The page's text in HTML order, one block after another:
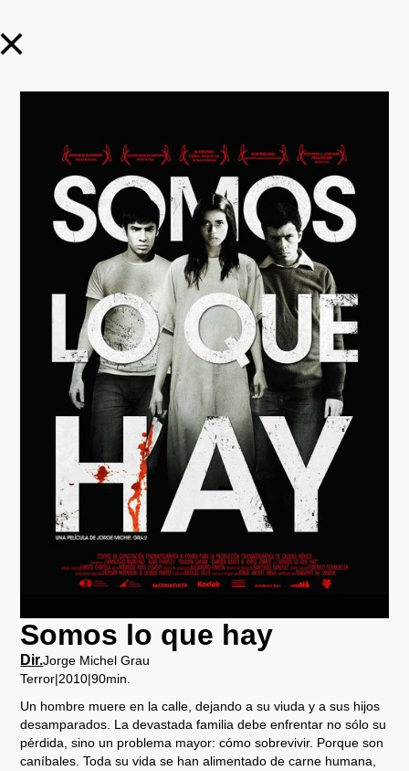
Somos lo que hay
Dir.Jorge Michel Grau
Terror|2010|90min.
Un hombre muere en la calle, dejando a su viuda y a sus hijos
desamparados. La devastada familia debe enfrentar no sólo su
pérdida, sino un problema mayor: cómo sobrevivir. Porque son
caníbales. Toda su vida se han alimentado de carne humana,